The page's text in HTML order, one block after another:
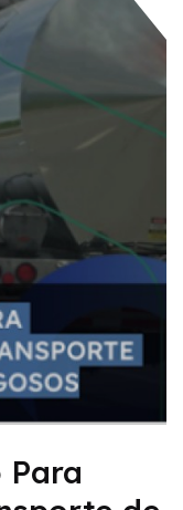
Para